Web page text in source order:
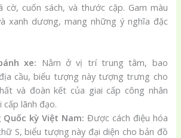
cờ, cuốn sách, và thước cặp. Gam màu
xanh dương, mang những ý nghĩa đặc
xe: Nằm ở vị trí trung tâm, bao
cầu, biểu tượng này tượng trưng cho
và đoàn kết của giai cấp công nhân
cấp lãnh đạo.
kỳ Việt Nam: Được cách điệu hóa
S, biểu tượng này đại diện cho bản đồ